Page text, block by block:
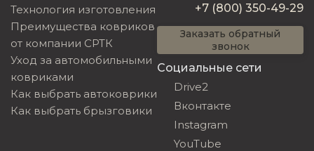
Технология изготовления
Преимущества ковриков
от компании СРТК
Уход за автомобильными
ковриками
Как выбрать автоковрики
Как выбрать брызговики
+7 (800) 350-49-29
Заказать обратный
звонок
Социальные сети
Drive2
Вконтакте
Instagram
YouTube